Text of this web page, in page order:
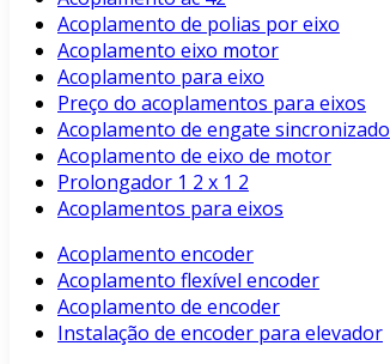
Acoplamento de polias por eixo
Acoplamento eixo motor
Acoplamento para eixo
Preço do acoplamentos para eixos
Acoplamento de engate sincronizado
Acoplamento de eixo de motor
Prolongador 1 2 x 1 2
Acoplamentos para eixos
Acoplamento encoder
Acoplamento flexível encoder
Acoplamento de encoder
Instalação de encoder para elevador